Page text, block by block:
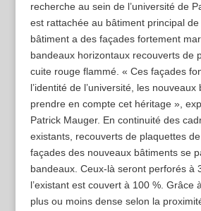
recherche au sein de l’université de
est rattachée au bâtiment principal
bâtiment a des façades fortement
bandeaux horizontaux recouverts de
cuite rouge flammé. « Ces façades
l’identité de l’université, les
prendre en compte cet héritage »,
Patrick Mauger. En continuité des
existants, recouverts de plaquettes
façades des nouveaux bâtiments se
bandeaux. Ceux-là seront perforés à
l’existant est couvert à 100 %. Grâce
plus ou moins dense selon la